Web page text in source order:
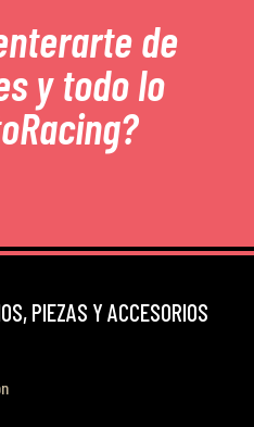
de
y todo lo
PIEZAS Y ACCESORIOS